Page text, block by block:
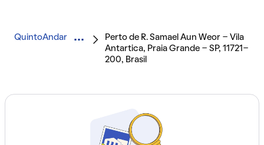
QuintoAndar
Perto de R. Samael Aun Weor - Vila
Antartica, Praia Grande - SP, 11721-
200, Brasil